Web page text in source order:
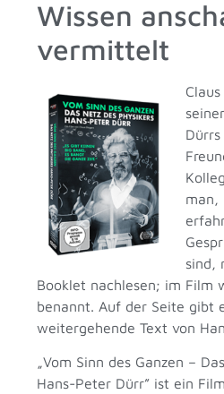
Wissen
vermittelt
man,
sind,
Booklet nachlesen; im Film
benannt. Auf der Seite gibt
weitergehende Text von
„Vom Sinn des Ganzen –
Hans-Peter Dürr” ist ein